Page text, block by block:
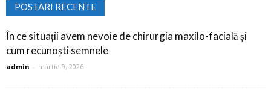
POSTARI RECENTE
În ce situații avem nevoie de chirurgia maxilo-facială și
cum recunoști semnele
admin - martie 9, 2026